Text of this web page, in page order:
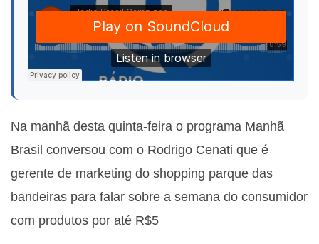
Na manhã desta quinta-feira o programa Manhã
Brasil conversou com o Rodrigo Cenati que é
gerente de marketing do shopping parque das
bandeiras para falar sobre a semana do consumidor
com produtos por até R$5